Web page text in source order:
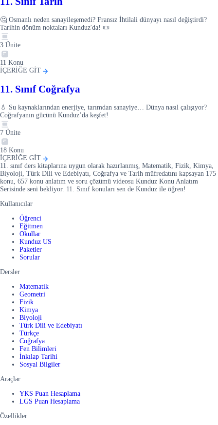
🤔 Osmanlı neden sanayileşemedi? Fransız İhtilali dünyayı nasıl değiştirdi?
Tarihin dönüm noktaları Kunduz'da! 📜
3 Ünite
11 Konu
İÇERİĞE GİT
11. Sınıf Coğrafya
💧 Su kaynaklarından enerjiye, tarımdan sanayiye… Dünya nasıl çalışıyor?
Coğrafyanın gücünü Kunduz’da keşfet!
7 Ünite
18 Konu
İÇERİĞE GİT
11. sınıf ders kitaplarına uygun olarak hazırlanmış, Matematik, Fizik, Kimya,
Biyoloji, Türk Dili ve Edebiyatı, Coğrafya ve Tarih müfredatını kapsayan 175
konu, 657 konu anlatım ve soru çözümü videosu Kunduz Konu Anlatım
Serisinde seni bekliyor. 11. Sınıf konuları sen de Kunduz ile öğren!
Kullanıcılar
Öğrenci
Eğitmen
Okullar
Kunduz US
Paketler
Sorular
Dersler
Matematik
Geometri
Fizik
Kimya
Biyoloji
Türk Dili ve Edebiyatı
Türkçe
Coğrafya
Fen Bilimleri
İnkılap Tarihi
Sosyal Bilgiler
Araçlar
YKS Puan Hesaplama
LGS Puan Hesaplama
Özellikler